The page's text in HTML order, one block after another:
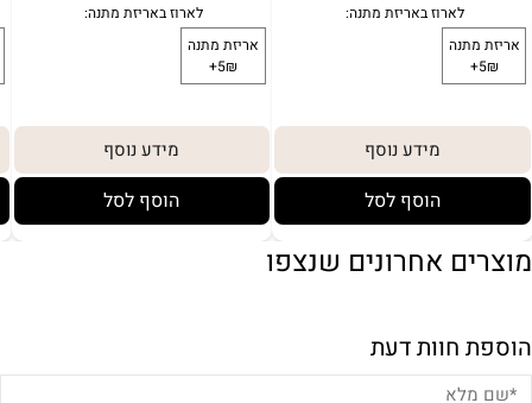
מידע נוסף
הוסף לסל
מידע נוסף
הוסף לסל
מוצרים אחרונים שנצפו
הוספת חוות דעת